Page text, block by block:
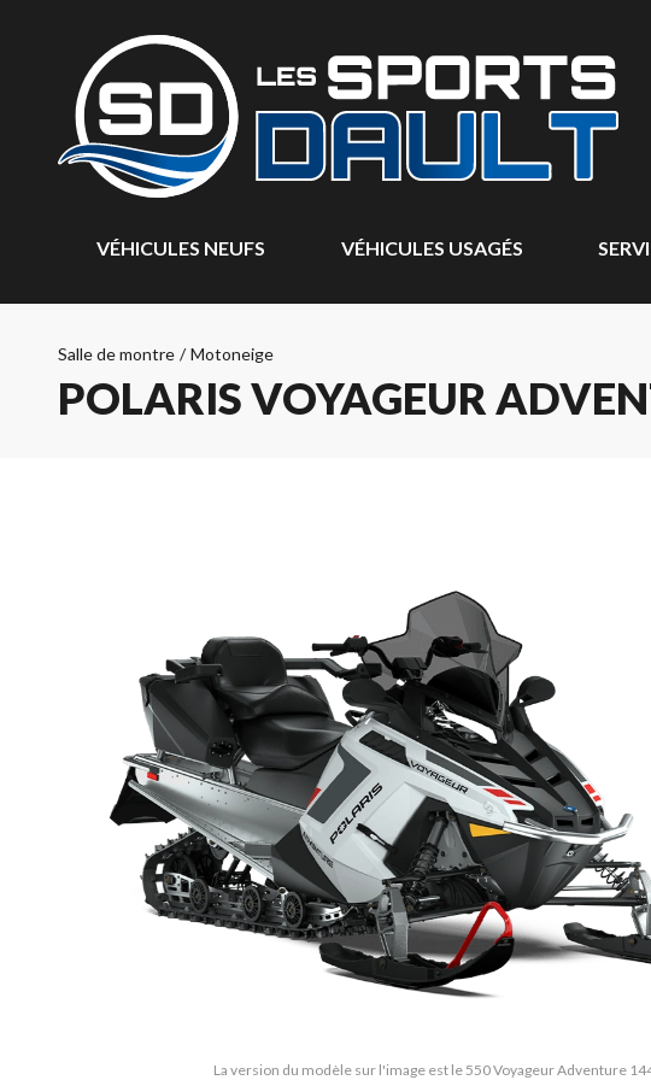
VÉHICULES NEUFS VÉHICULES USAGÉS
Salle de montre / Motoneige
POLARIS VOYAGEUR
La version du modèle sur l'image est le 550 Voyageur Adventure